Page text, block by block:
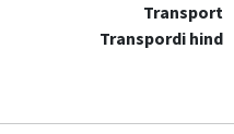
Transport
Transpordi hind